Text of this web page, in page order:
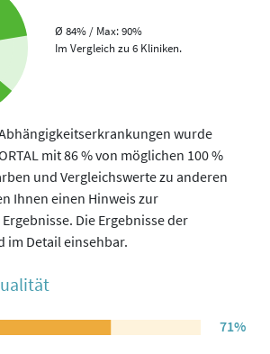
Ø 84% / Max: 90%
Im Vergleich zu 6 Kliniken.
wurde
mit 86 % von möglichen 100 %
und Vergleichswerte zu anderen
Ihnen einen Hinweis zur
Die Ergebnisse der
im Detail einsehbar.
71%